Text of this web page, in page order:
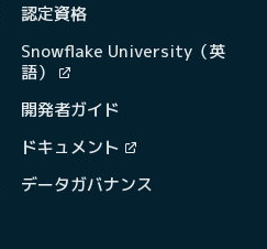
認定資格
Snowflake University（英
語）
開発者ガイド
ドキュメント
データガバナンス